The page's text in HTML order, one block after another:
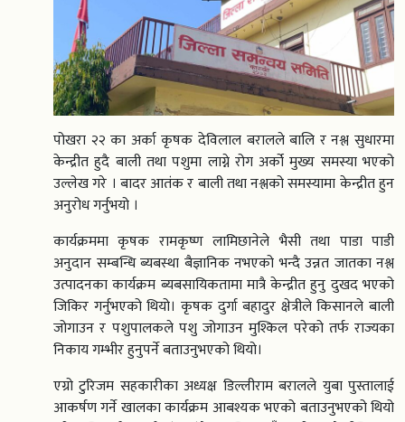
पोखरा २२ का अर्का कृषक देविलाल बरालले बालि र नश्ल सुधारमा
केन्द्रीत हुदै बाली तथा पशुमा लाग्ने रोग अर्को मुख्य समस्या भएको
उल्लेख गरे । बादर आतंक र बाली तथा नश्लको समस्यामा केन्द्रीत हुन
अनुरोध गर्नुभयो ।
कार्यक्रममा कृषक रामकृष्ण लामिछानेले भैसी तथा पाडा पाडी
अनुदान सम्बन्धि ब्यबस्था बैज्ञानिक नभएको भन्दै उन्नत जातका नश्ल
उत्पादनका कार्यक्रम ब्यबसायिकतामा मात्रै केन्द्रीत हुनु दुखद भएको
जिकिर गर्नुभएको थियो। कृषक दुर्गा बहादुर क्षेत्रीले किसानले बाली
जोगाउन र पशुपालकले पशु जोगाउन मुश्किल परेको तर्फ राज्यका
निकाय गम्भीर हुनुपर्ने बताउनुभएको थियो।
एग्रो टुरिजम सहकारीका अध्यक्ष डिल्लीराम बरालले युबा पुस्तालाई
आकर्षण गर्ने खालका कार्यक्रम आबश्यक भएको बताउनुभएको थियो